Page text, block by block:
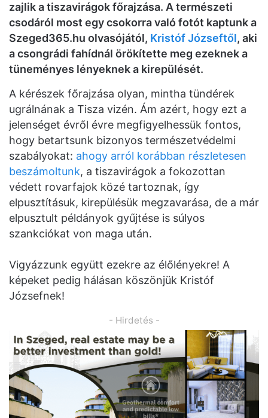
zajlik a tiszavirágok főrajzása. A természeti
csodáról most egy csokorra való fotót kaptunk a
Szeged365.hu olvasójától, Kristóf Józseftől, aki
a csongrádi fahídnál örökítette meg ezeknek a
tüneményes lényeknek a kirepülését.
A kérészek főrajzása olyan, mintha tündérek
ugrálnának a Tisza vizén. Ám azért, hogy ezt a
jelenséget évről évre megfigyelhessük fontos,
hogy betartsunk bizonyos természetvédelmi
szabályokat: ahogy arról korábban részletesen
beszámoltunk, a tiszavirágok a fokozottan
védett rovarfajok közé tartoznak, így
elpusztításuk, kirepülésük megzavarása, de a már
elpusztult példányok gyűjtése is súlyos
szankciókat von maga után.
Vigyázzunk együtt ezekre az élőlényekre! A
képeket pedig hálásan köszönjük Kristóf
Józsefnek!
- Hirdetés -